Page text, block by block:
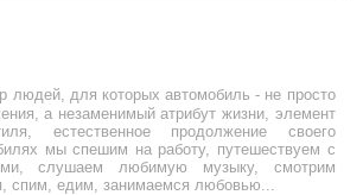
людей, для которых автомобиль - не просто
а незаменимый атрибут жизни, элемент
естественное продолжение своего
мы спешим на работу, путешествуем с
слушаем любимую музыку, смотрим
едим, занимаемся любовью...